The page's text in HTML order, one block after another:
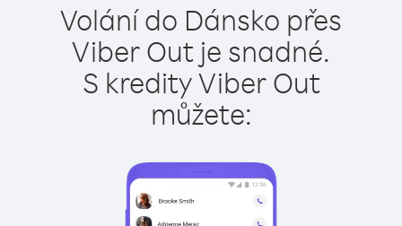
Volání do Dánsko přes
Viber Out je snadné.
S kredity Viber Out
můžete: